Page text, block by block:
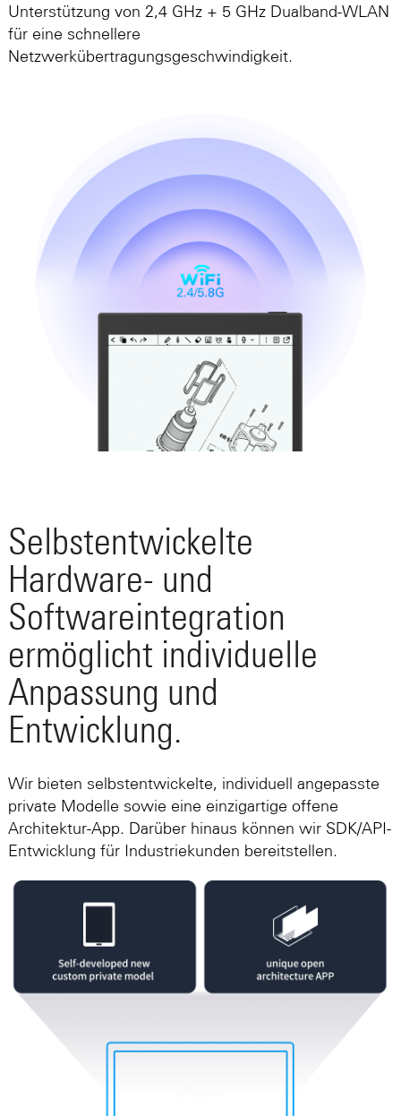
Unterstützung von 2,4 GHz + 5 GHz Dualband-WLAN
für eine schnellere
Netzwerkübertragungsgeschwindigkeit.
Selbstentwickelte
Hardware- und
Softwareintegration
ermöglicht individuelle
Anpassung und
Entwicklung.
Wir bieten selbstentwickelte, individuell angepasste
private Modelle sowie eine einzigartige offene
Architektur-App. Darüber hinaus können wir SDK/API-
Entwicklung für Industriekunden bereitstellen.